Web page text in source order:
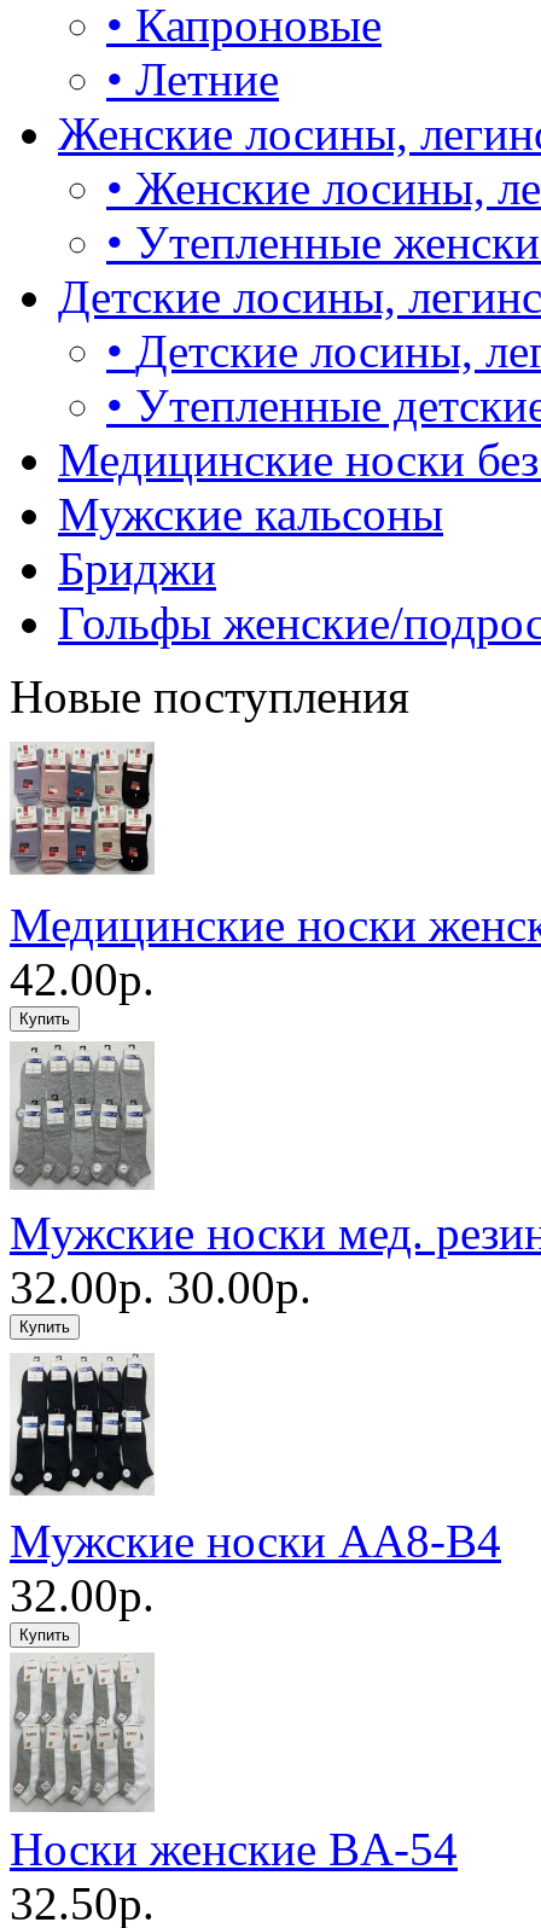
• Капроновые
• Летние
Женские лосины,
• Женские лосины,
• Утепленные
Детские лосины,
• Детские лосины,
• Утепленные
Медицинские носки
Мужские кальсоны
Бриджи
Гольфы женские/
Новые поступления
Медицинские носки
42.00р.
Мужские носки мед.
32.00р. 30.00р.
Мужские носки AA8-B4
32.00р.
Носки женские BA-54
32.50р.